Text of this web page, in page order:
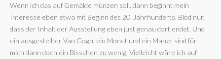
Wenn ich das auf Gemälde münzen soll, dann beginnt mein
Interesse eben etwa mit Beginn des 20. Jahrhunderts. Blöd nur,
dass der Inhalt der Ausstellung eben just genau dort endet. Und
ein ausgestellter Van Gogh, ein Monet und ein Manet sind für
mich dann doch ein Bisschen zu wenig. Vielleicht wäre ich auf